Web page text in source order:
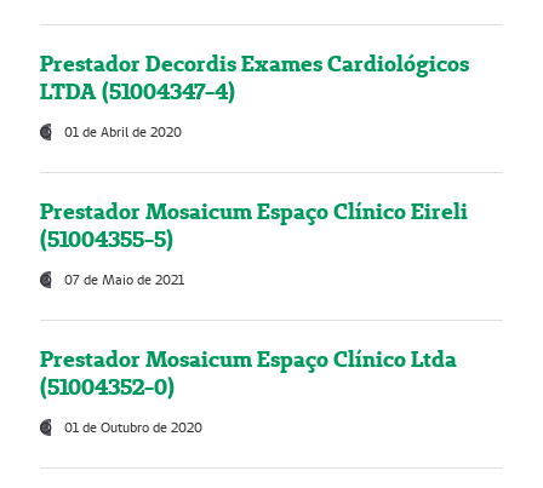
Prestador Decordis Exames Cardiológicos
LTDA (51004347-4)
01 de Abril de 2020
Prestador Mosaicum Espaço Clínico Eireli
(51004355-5)
07 de Maio de 2021
Prestador Mosaicum Espaço Clínico Ltda
(51004352-0)
01 de Outubro de 2020